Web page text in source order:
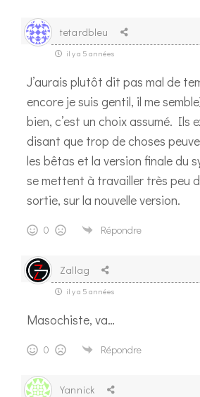
tetardbleu
il y a 5 années
J’aurais plutôt dit pas mal de
encore je suis gentil, il me
bien, c’est un choix assumé. Ils
disant que trop de choses
les bêtas et la version finale du
se mettent à travailler très peu
sortie, sur la nouvelle version.
0 Répondre
Zallag
il y a 5 années
Masochiste, va…
0 Répondre
Yannick